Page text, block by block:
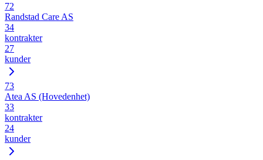
72
Randstad Care AS
34
kontrakter
27
kunder
73
Atea AS (Hovedenhet)
33
kontrakter
24
kunder